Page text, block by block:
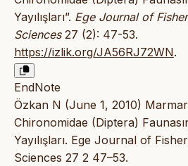
Yayılışları”. Ege Journal of
Sciences27 (2): 47-53.
https://izlik.org/JA56RJ72WN.
EndNote
Özkan N (June 1, 2010)
Chironomidae (Diptera)
Yayılışları. Ege Journal of
Sciences 27 2 47–53.